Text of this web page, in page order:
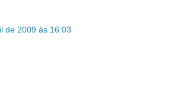
de 2009 às 16:03